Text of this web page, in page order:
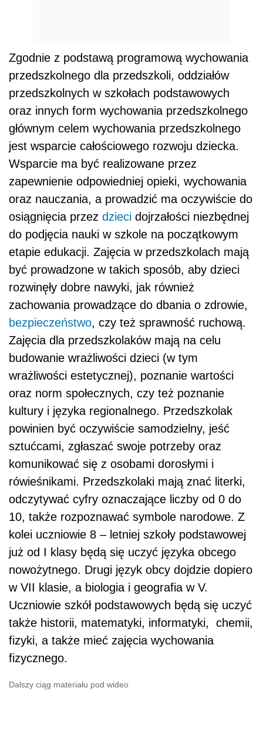
Zgodnie z podstawą programową wychowania
przedszkolnego dla przedszkoli, oddziałów
przedszkolnych w szkołach podstawowych
oraz innych form wychowania przedszkolnego
głównym celem wychowania przedszkolnego
jest wsparcie całościowego rozwoju dziecka.
Wsparcie ma być realizowane przez
zapewnienie odpowiedniej opieki, wychowania
oraz nauczania, a prowadzić ma oczywiście do
osiągnięcia przez dzieci dojrzałości niezbędnej
do podjęcia nauki w szkole na początkowym
etapie edukacji. Zajęcia w przedszkolach mają
być prowadzone w takich sposób, aby dzieci
rozwinęły dobre nawyki, jak również
zachowania prowadzące do dbania o zdrowie,
bezpieczeństwo, czy też sprawność ruchową.
Zajęcia dla przedszkolaków mają na celu
budowanie wrażliwości dzieci (w tym
wrażliwości estetycznej), poznanie wartości
oraz norm społecznych, czy też poznanie
kultury i języka regionalnego. Przedszkolak
powinien być oczywiście samodzielny, jeść
sztućcami, zgłaszać swoje potrzeby oraz
komunikować się z osobami dorosłymi i
rówieśnikami. Przedszkolaki mają znać literki,
odczytywać cyfry oznaczające liczby od 0 do
10, także rozpoznawać symbole narodowe. Z
kolei uczniowie 8 – letniej szkoły podstawowej
już od I klasy będą się uczyć języka obcego
nowożytnego. Drugi język obcy dojdzie dopiero
w VII klasie, a biologia i geografia w V.
Uczniowie szkół podstawowych będą się uczyć
także historii, matematyki, informatyki, chemii,
fizyki, a także mieć zajęcia wychowania
fizycznego.
Dalszy ciąg materiału pod wideo